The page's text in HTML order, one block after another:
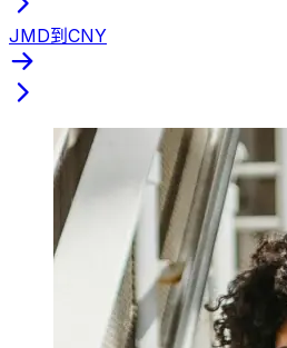
JMD到CNY